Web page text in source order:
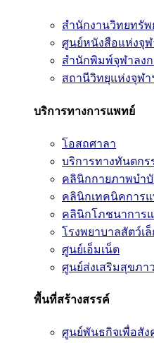
สำนักงานวิทยทรั
ศูนย์หนังสือแห่งจุฬ
สำนักพิมพ์จุฬาลง
สถานีวิทยุแห่งจุฬา
บริการทางการแพทย์
โอสถศาลา
บริการทางทันตกร
คลินิกกายภาพบำ
คลินิกเทคนิคการ
คลินิกโภชนาการ
โรงพยาบาลสัตว์เ
ศูนย์เอ็มเน็ต
ศูนย์ส่งเสริมสุขภา
พื้นที่สร้างสรรค์
ศูนย์พันธกิจเพื่อสัง